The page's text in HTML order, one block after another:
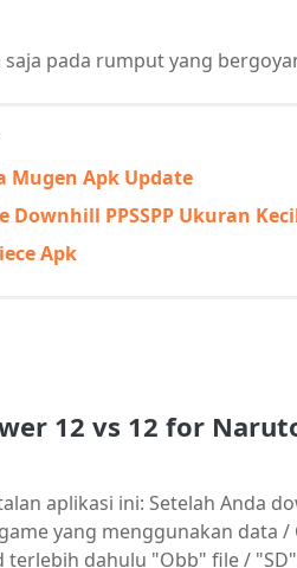
saja pada rumput yang
Mugen Apk Update
Downhill PPSSPP Ukuran
Apk
12 vs 12 for
aplikasi ini: Setelah Anda
yang menggunakan data
dahulu "Obb" file /